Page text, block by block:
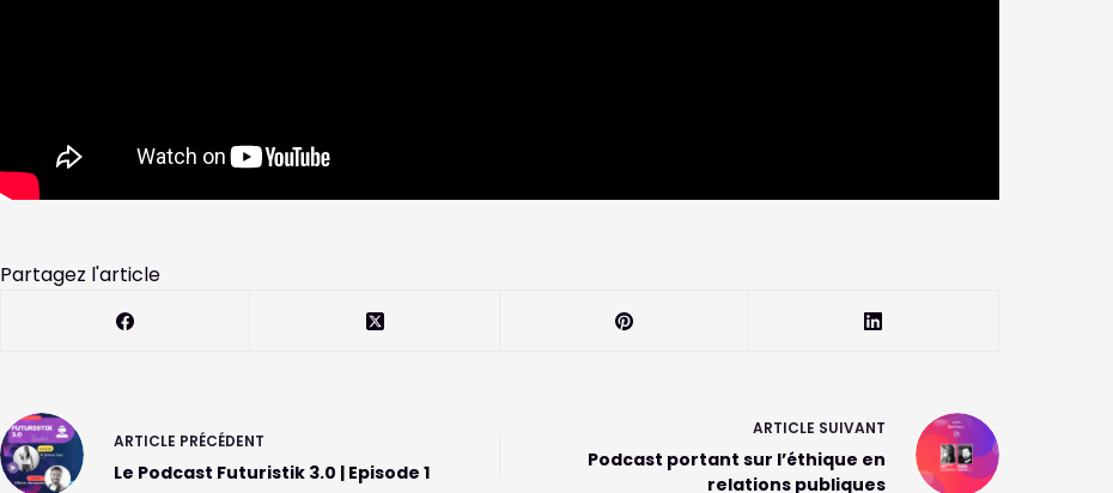
Partagez l'article
ARTICLE PRÉCÉDENT
Le Podcast Futuristik 3.0 | Episode 1
ARTICLE SUIVANT
Podcast portant sur l’éthique en
relations publiques